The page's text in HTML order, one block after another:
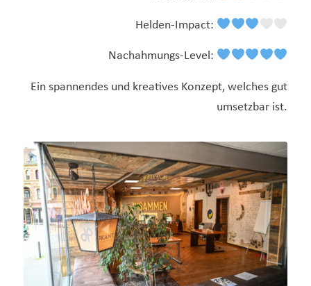
Helden-Impact:
Nachahmungs-Level:
Ein spannendes und kreatives Konzept, welches gut
umsetzbar ist.